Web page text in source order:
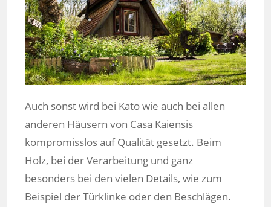
Auch sonst wird bei Kato wie auch bei allen
anderen Häusern von Casa Kaiensis
kompromisslos auf Qualität gesetzt. Beim
Holz, bei der Verarbeitung und ganz
besonders bei den vielen Details, wie zum
Beispiel der Türklinke oder den Beschlägen.